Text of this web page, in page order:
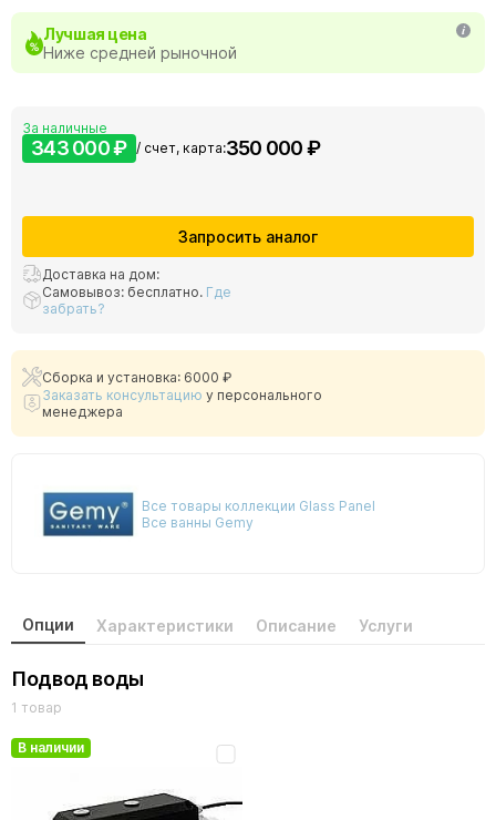
Лучшая цена
Ниже средней рыночной
За наличные
343 000 ₽ / счет, карта:350 000 ₽
Запросить аналог
Доставка на дом:
Самовывоз: бесплатно. Где
забрать?
Сборка и установка: 6000 ₽
Заказать консультацию у персонального
менеджера
Все товары коллекции Glass Panel
Все ванны Gemy
Опции Характеристики Описание Услуги
Подвод воды
1 товар
В наличии